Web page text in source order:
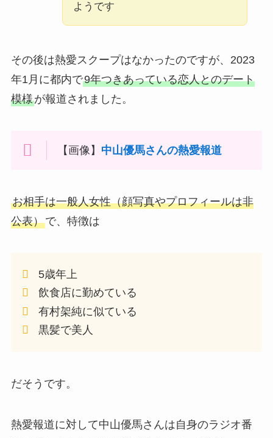
ようです
その後は熱愛スクープはなかったのですが、2023
年1月に都内で9年つきあっている恋人とのデート
模様が報道されました。
【画像】 中山優馬さんの熱愛報道
お相手は一般人女性（顔写真やプロフィールは非
公表）で、特徴は
5歳年上
飲食店に勤めている
有村架純に似ている
黒髪で美人
だそうです。
熱愛報道に対して中山優馬さんは自身のラジオ番